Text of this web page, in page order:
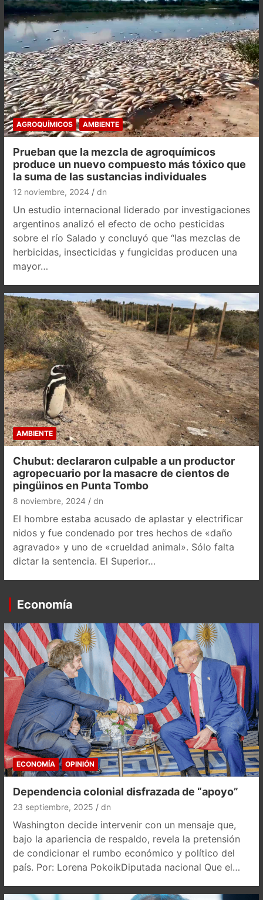
AGROQUÍMICOS AMBIENTE
Prueban que la mezcla de agroquímicos
produce un nuevo compuesto más tóxico que
la suma de las sustancias individuales
12 noviembre, 2024 dn
Un estudio internacional liderado por investigaciones
argentinos analizó el efecto de ocho pesticidas
sobre el río Salado y concluyó que “las mezclas de
herbicidas, insecticidas y fungicidas producen una
mayor…
AMBIENTE
Chubut: declararon culpable a un productor
agropecuario por la masacre de cientos de
pingüinos en Punta Tombo
8 noviembre, 2024 dn
El hombre estaba acusado de aplastar y electrificar
nidos y fue condenado por tres hechos de «daño
agravado» y uno de «crueldad animal». Sólo falta
dictar la sentencia. El Superior…
Economía
ECONOMÍA OPINIÓN
Dependencia colonial disfrazada de “apoyo”
23 septiembre, 2025 dn
Washington decide intervenir con un mensaje que,
bajo la apariencia de respaldo, revela la pretensión
de condicionar el rumbo económico y político del
país. Por: Lorena PokoikDiputada nacional Que el…